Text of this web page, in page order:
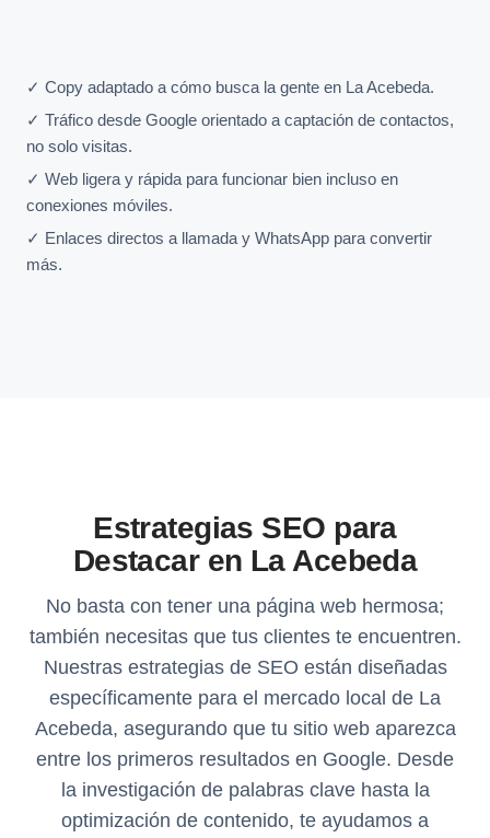
✓ Copy adaptado a cómo busca la gente en La Acebeda.
✓ Tráfico desde Google orientado a captación de contactos,
no solo visitas.
✓ Web ligera y rápida para funcionar bien incluso en
conexiones móviles.
✓ Enlaces directos a llamada y WhatsApp para convertir
más.
Estrategias SEO para
Destacar en La Acebeda
No basta con tener una página web hermosa;
también necesitas que tus clientes te encuentren.
Nuestras estrategias de SEO están diseñadas
específicamente para el mercado local de La
Acebeda, asegurando que tu sitio web aparezca
entre los primeros resultados en Google. Desde
la investigación de palabras clave hasta la
optimización de contenido, te ayudamos a